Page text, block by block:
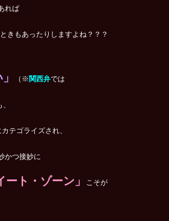
れば
ときもあったりしますよね？？？
（※関西弁では
カテゴライズされ、
かつ接妙に
ート・ゾーン」 こそが